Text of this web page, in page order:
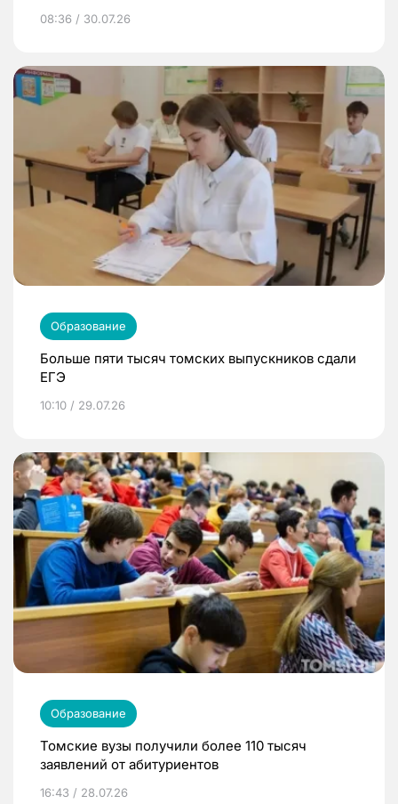
08:36 / 30.07.26
Образование
Больше пяти тысяч томских выпускников сдали
ЕГЭ
10:10 / 29.07.26
Образование
Томские вузы получили более 110 тысяч
заявлений от абитуриентов
16:43 / 28.07.26